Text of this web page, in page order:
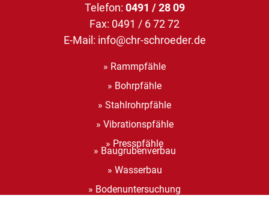
Telefon: 0491 / 28 09
Fax: 0491 / 6 72 72
E-Mail: info@chr-schroeder.de
» Rammpfähle
» Bohrpfähle
» Stahlrohrpfähle
» Vibrationspfähle
» Presspfähle
» Baugrubenverbau
» Wasserbau
» Bodenuntersuchung